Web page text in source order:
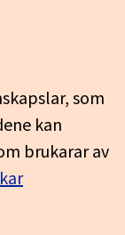
som
kan
brukarar av